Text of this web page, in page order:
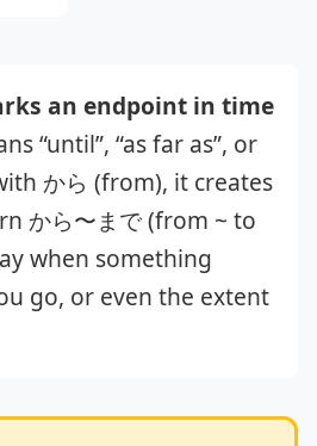
an endpoint in time
“until”, “as far as”, or
から (from), it creates
から〜まで (from ~ to
when something
go, or even the extent